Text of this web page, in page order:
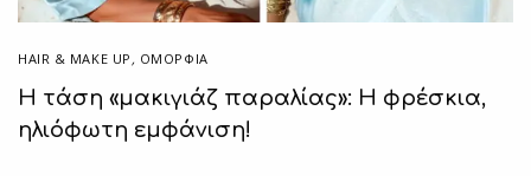
HAIR & MAKE UP , ΟΜΟΡΦΙΑ
Η τάση «μακιγιάζ παραλίας»: Η φρέσκια,
ηλιόφωτη εμφάνιση!